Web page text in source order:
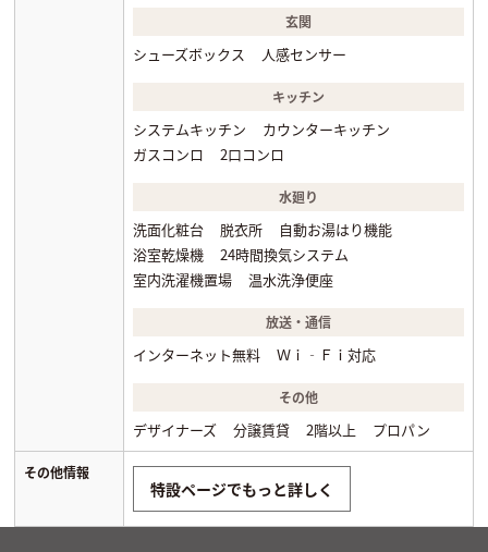
玄関
シューズボックス 人感センサー
キッチン
システムキッチン
カウンターキッチン
ガスコンロ
2口コンロ
水廻り
洗面化粧台 脱衣所
自動お湯はり機能
浴室乾燥機
24時間換気システム
室内洗濯機置場
温水洗浄便座
放送・通信
インターネット無料 Ｗｉ‐Ｆｉ対応
その他
デザイナーズ 分譲賃貸 2階以上 プロパン
その他情報
特設ページでもっと詳しく